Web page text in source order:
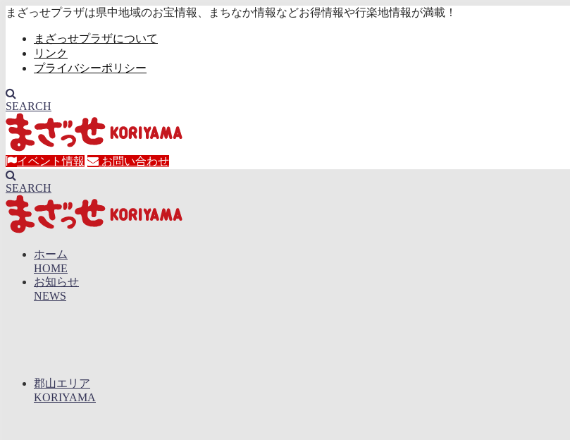
まざっせプラザは県中地域のお宝情報、まちなか情報などお得情報や行楽地情報が満載！
まざっせプラザについて
リンク
プライバシーポリシー
SEARCH
イベント情報 お問い合わせ
SEARCH
ホーム
HOME
お知らせ
NEWS
郡山エリア
KORIYAMA